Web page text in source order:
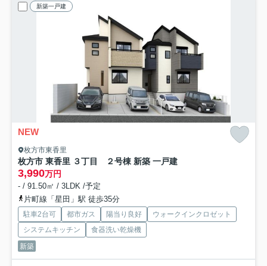
新築一戸建
NEW
枚方市東香里
枚方市 東香里 ３丁目 ２号棟 新築 一戸建
3,990万円
- / 91.50㎡ / 3LDK /予定
片町線「星田」駅 徒歩35分
駐車2台可 都市ガス 陽当り良好
ウォークインクロゼット
システムキッチン
食器洗い乾燥機
新築